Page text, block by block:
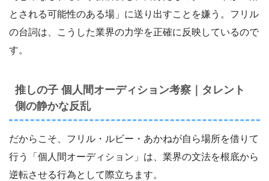
とされる可能性のある場」に送り出すことを嫌う。フリル
の台詞は、こうした業界の力学を正確に反映しているので
す。
推しの子 個人間オーディション考察｜タレント
側の静かな反乱
だからこそ、フリル・ルビー・あかねが自ら場所を借りて
行う「個人間オーディション」は、業界の文法を根底から
逆転させる行為として際立ちます。